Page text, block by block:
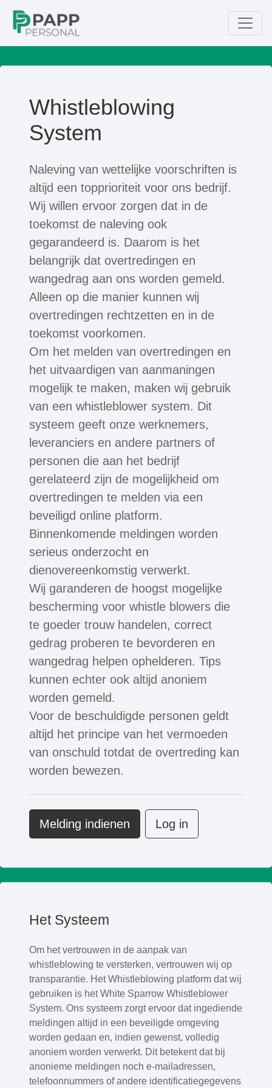
Whistleblowing
System
Naleving van wettelijke voorschriften is
altijd een topprioriteit voor ons bedrijf.
Wij willen ervoor zorgen dat in de
toekomst de naleving ook
gegarandeerd is. Daarom is het
belangrijk dat overtredingen en
wangedrag aan ons worden gemeld.
Alleen op die manier kunnen wij
overtredingen rechtzetten en in de
toekomst voorkomen.
Om het melden van overtredingen en
het uitvaardigen van aanmaningen
mogelijk te maken, maken wij gebruik
van een whistleblower system. Dit
systeem geeft onze werknemers,
leveranciers en andere partners of
personen die aan het bedrijf
gerelateerd zijn de mogelijkheid om
overtredingen te melden via een
beveiligd online platform.
Binnenkomende meldingen worden
serieus onderzocht en
dienovereenkomstig verwerkt.
Wij garanderen de hoogst mogelijke
bescherming voor whistle blowers die
te goeder trouw handelen, correct
gedrag proberen te bevorderen en
wangedrag helpen ophelderen. Tips
kunnen echter ook altijd anoniem
worden gemeld.
Voor de beschuldigde personen geldt
altijd het principe van het vermoeden
van onschuld totdat de overtreding kan
worden bewezen.
Melding indienen Log in
Het Systeem
Om het vertrouwen in de aanpak van
whistleblowing te versterken, vertrouwen wij op
transparantie. Het Whistleblowing platform dat wij
gebruiken is het White Sparrow Whistleblower
System. Ons systeem zorgt ervoor dat ingediende
meldingen altijd in een beveiligde omgeving
worden gedaan en, indien gewenst, volledig
anoniem worden verwerkt. Dit betekent dat bij
anonieme meldingen noch e-mailadressen,
telefoonnummers of andere identificatiegegevens